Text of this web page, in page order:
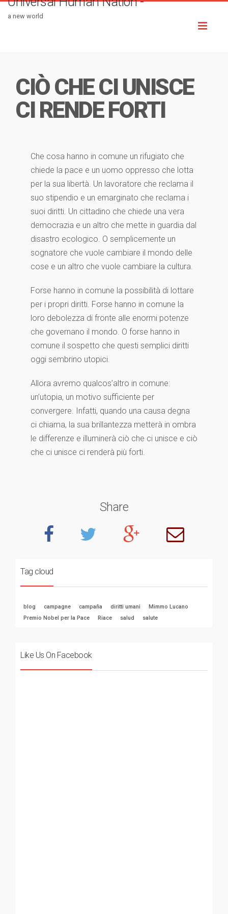
a new world
CIÒ CHE CI UNISCE
CI RENDE FORTI
Che cosa hanno in comune un rifugiato che
chiede la pace e un uomo oppresso che lotta
per la sua libertà. Un lavoratore che reclama il
suo stipendio e un emarginato che reclama i
suoi diritti. Un cittadino che chiede una vera
democrazia e un altro che mette in guardia dal
disastro ecologico. O semplicemente un
sognatore che vuole cambiare il mondo delle
cose e un altro che vuole cambiare la cultura.
Forse hanno in comune la possibilità di lottare
per i propri diritti. Forse hanno in comune la
loro debolezza di fronte alle enormi potenze
che governano il mondo. O forse hanno in
comune il sospetto che questi semplici diritti
oggi sembrino utopici.
Allora avremo qualcos’altro in comune:
un’utopia, un motivo sufficiente per
convergere. Infatti, quando una causa degna
ci chiama, la sua brillantezza metterà in ombra
le differenze e illuminerà ciò che ci unisce e ciò
che ci unisce ci renderà più forti.
Share
Tag cloud
blog campagne campaña diritti umani
Mimmo Lucano
Premio Nobel per la Pace
Riace salud salute
Like Us On Facebook